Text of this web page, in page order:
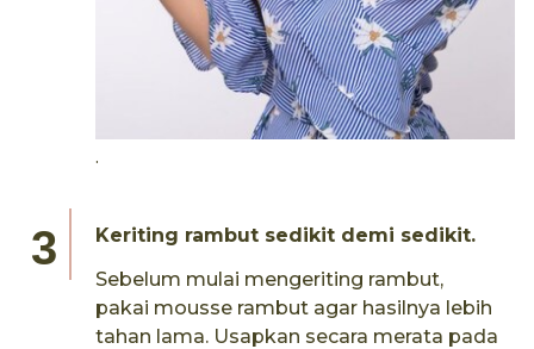
.
Keriting rambut sedikit demi sedikit.
Sebelum mulai mengeriting rambut,
pakai mousse rambut agar hasilnya lebih
tahan lama. Usapkan secara merata pada